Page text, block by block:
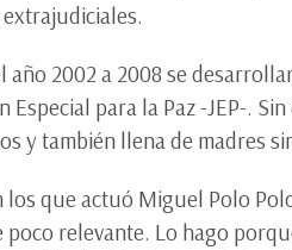
año 2002 a 2008 se
para la Paz -JEP-.
y también llena de madres
los que actuó Miguel Polo
relevante. Lo hago